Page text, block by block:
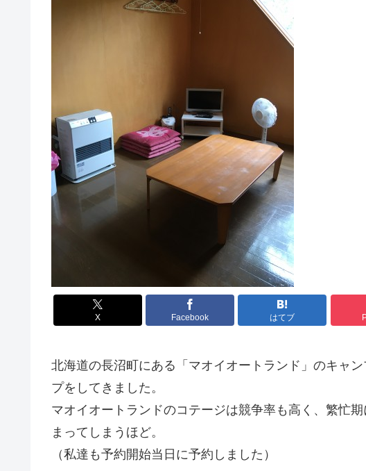
X Facebook はてブ
北海道の長沼町にある「マオイオートランド」のキャ
プをしてきました。
マオイオートランドのコテージは競争率も高く、繁忙
まってしまうほど。
（私達も予約開始当日に予約しました）